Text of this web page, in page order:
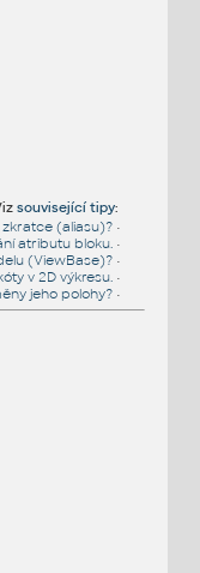
související tipy:
(aliasu)? •
atributu bloku. •
(ViewBase)? •
v 2D výkresu. •
jeho polohy? •